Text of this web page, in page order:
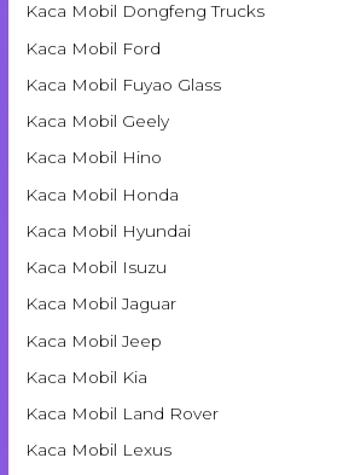
Kaca Mobil Dongfeng Trucks
Kaca Mobil Ford
Kaca Mobil Fuyao Glass
Kaca Mobil Geely
Kaca Mobil Hino
Kaca Mobil Honda
Kaca Mobil Hyundai
Kaca Mobil Isuzu
Kaca Mobil Jaguar
Kaca Mobil Jeep
Kaca Mobil Kia
Kaca Mobil Land Rover
Kaca Mobil Lexus